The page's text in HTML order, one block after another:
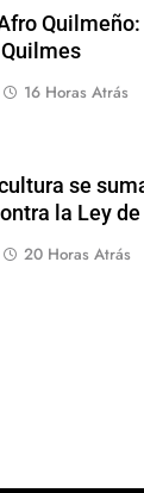
16 Horas Atrás
se
la Ley
20 Horas Atrás